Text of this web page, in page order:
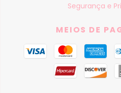
Segurança e
MEIOS DE